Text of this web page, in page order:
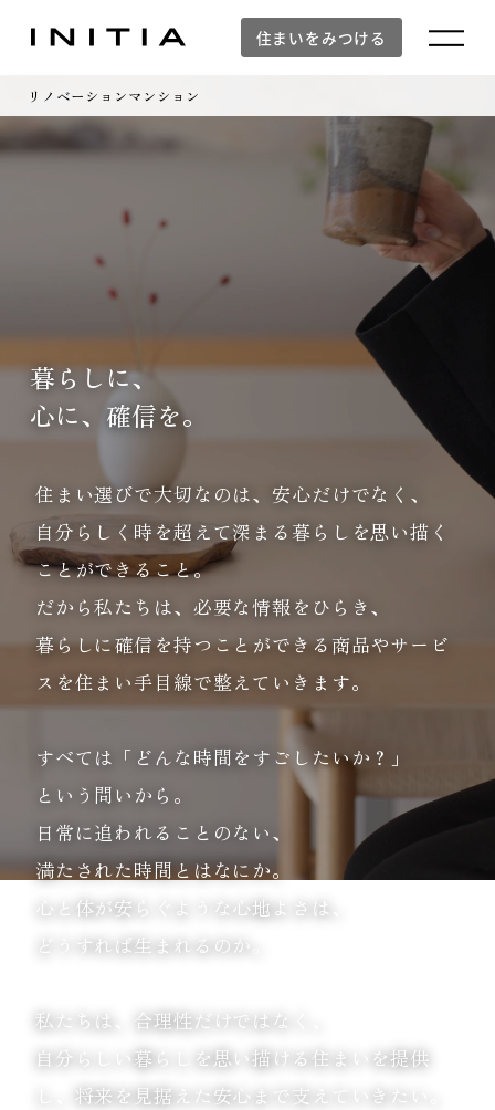
住まいをみつける
リノベーションマンション
Our Stance
by INITIA & Renovation
暮らしに、
心に、確信を。
住まい選びで大切なのは、安心だけでなく、
自分らしく時を超えて深まる暮らしを思い描く
ことができること。
だから私たちは、必要な情報をひらき、
暮らしに確信を持つことができる商品やサービ
スを住まい手目線で整えていきます。
すべては「どんな時間をすごしたいか？」
という問いから。
日常に追われることのない、
満たされた時間とはなにか。
心と体が安らぐような心地よさは、
どうすれば生まれるのか。
私たちは、合理性だけではなく、
自分らしい暮らしを思い描ける住まいを提供
将来を見据えた安心まで支えていきたい。